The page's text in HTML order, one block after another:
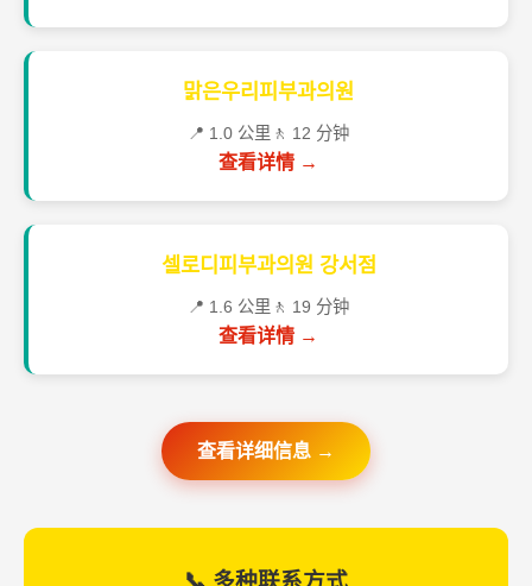
맑은우리피부과의원
📍 1.0 公里 🚶 12 分钟
查看详情 →
셀로디피부과의원 강서점
📍 1.6 公里 🚶 19 分钟
查看详情 →
查看详细信息 →
📞 多种联系方式